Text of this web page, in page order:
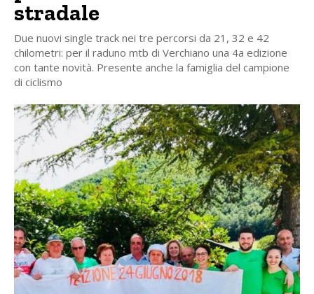
stradale
Due nuovi single track nei tre percorsi da 21, 32 e 42
chilometri: per il raduno mtb di Verchiano una 4a edizione
con tante novità. Presente anche la famiglia del campione
di ciclismo